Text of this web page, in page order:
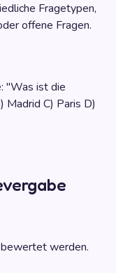
Fragetypen,
offene Fragen.
"Was ist die
Madrid C) Paris D)
werden.